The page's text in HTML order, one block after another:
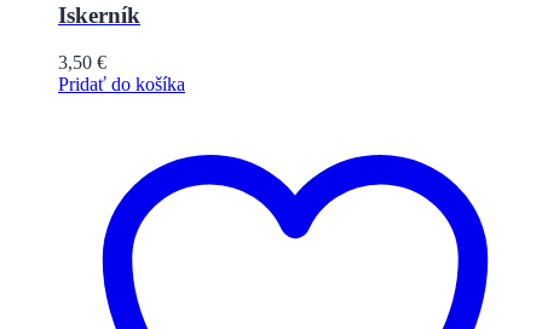
Iskerník
3,50 €
Pridať do košíka